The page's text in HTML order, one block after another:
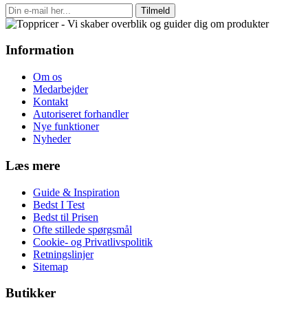
Tilmeld
Information
Om os
Medarbejder
Kontakt
Autoriseret forhandler
Nye funktioner
Nyheder
Læs mere
Guide & Inspiration
Bedst I Test
Bedst til Prisen
Ofte stillede spørgsmål
Cookie- og Privatlivspolitik
Retningslinjer
Sitemap
Butikker